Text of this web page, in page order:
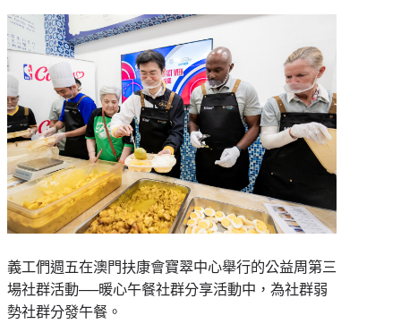
義工們週五在澳門扶康會寶翠中心舉行的公益周第三
場社群活動──暖心午餐社群分享活動中，為社群弱
勢社群分發午餐。